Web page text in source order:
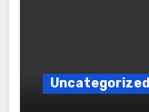
Uncategorized